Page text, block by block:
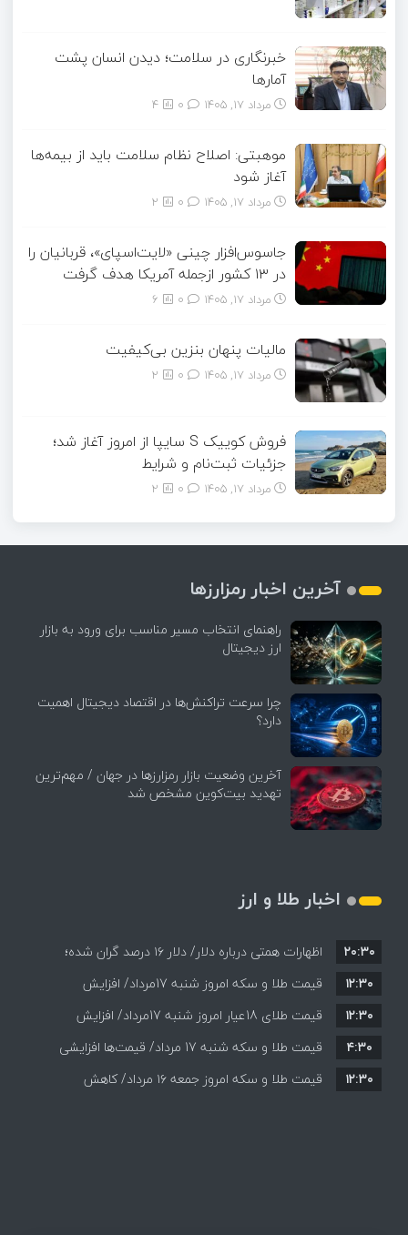
خبرنگاری در سلامت؛ دیدن انسان پشت
آمارها
مرداد ۱۷, ۱۴۰۵ 4
موهبتی: اصلاح نظام سلامت باید از بیمه‌ها
آغاز شود
مرداد ۱۷, ۱۴۰۵ 2
جاسوس‌افزار چینی «لایت‌اسپای»، قربانیان را
در ۱۳ کشور ازجمله آمریکا هدف گرفت
مرداد ۱۷, ۱۴۰۵ 6
مالیات پنهان بنزین بی‌کیفیت
مرداد ۱۷, ۱۴۰۵ 2
فروش کوییک S سایپا از امروز آغاز شد؛
جزئیات ثبت‌نام و شرایط
مرداد ۱۷, ۱۴۰۵ 2
آخرین اخبار رمزارزها
راهنمای انتخاب مسیر مناسب برای ورود به بازار
ارز دیجیتال
چرا سرعت تراکنش‌ها در اقتصاد دیجیتال اهمیت
دارد؟
آخرین وضعیت بازار رمزارزها در جهان / مهم‌ترین
تهدید بیت‌کوین مشخص شد
اخبار طلا و ارز
اظهارات همتی درباره دلار/ دلار ۱۶ درصد گران شده؛
این افزایش طبیعی است
۲۰:۳۰
قیمت طلا و سکه امروز شنبه 17مرداد/ افزایش
همه قیمت ها + جدول و جزئیات
۱۲:۳۰
قیمت طلای 18عیار امروز شنبه 17مرداد/ افزایش
قیمت + جدول و جزئیات
۱۲:۳۰
قیمت طلا و سکه شنبه 17 مرداد/ قیمت‌ها افزایشی
۴:۳۰
قیمت طلا و سکه امروز جمعه ۱۶ مرداد/ کاهش
۱۲:۳۰